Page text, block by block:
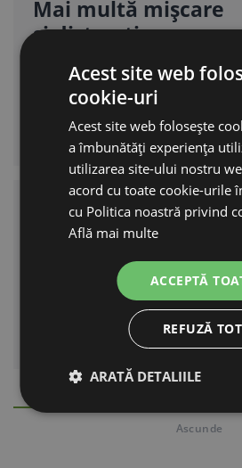
Mai multă mișcare
și distracție
Animalele îl pot folosi ca
obstacol separat pentru
alergat și pentru a diversifica
țarcul.
Aderență sigură și
rezistență la ros
Suprafața antiderapantă și
lemnul natural, rezistent la
ros, îl fac practic pentru
utilizarea zilnică.
Ascunde
Acest site web
cookie-uri
Acest site web folosește
a îmbunătăți experiența
utilizarea site-ului nostru
acord cu toate cookie-urile
cu Politica noastră privind
Află mai multe
ACCEPTĂ
REFUZĂ TOT
ARATĂ DETALIILE